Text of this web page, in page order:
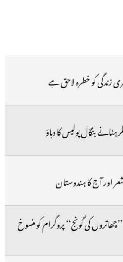
زندگی کو خطرہ لاحق ہے
ہٹانے بنگال پولیس کا دباؤ
اور آج کا ہندوستان
کی گونج‘‘ پروگرام کو منسوخ